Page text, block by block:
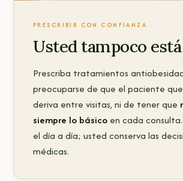
PRESCRIBIR CON CONFIANZA
Usted tampoco está
Prescriba tratamientos
preocuparse de que el paciente
deriva entre visitas, ni de tener que
siempre lo básico en cada
el día a día; usted conserva las
médicas.